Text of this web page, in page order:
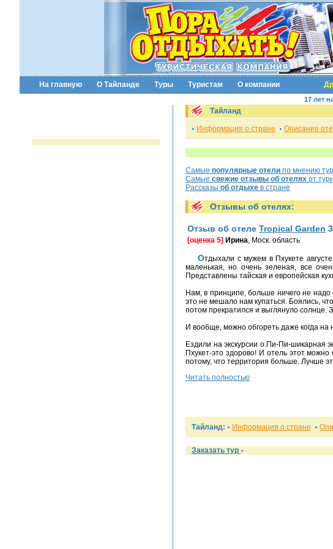
На главную О Тайланде Туры Туристам О компании
17 лет
Тайланд
Информация о стране Описание
Самые популярные отели по мнению
Самые свежие отзывы об отелях от
Рассказы об отдыхе в стране
Отзывы об отелях:
Отзыв об отеле Tropical Garden
[оценка 5] Ирина, Моск. область
Отдыхали с мужем в Пхукете августе 2010 года в отеле Tropical Garden Resort 3. Отель тянет на все 4 с большим плюсом. Пляж в 100 м. Территория отеля хоть и
маленькая, но очень зеленая, все
Представлены тайская и европейская
Нам, в принципе, больше ничего не
это не мешало нам купаться. Боялись,
потом прекратился и выглянуло солнце.
И вообще, можно обгореть даже когда
Ездили на экскурсии о.Пи-Пи-шикарная
Пхукет-это здорово! И отель этот
потому, что территория больше. Лучше
Читать полностью
Тайланд: Информация о стране
Заказать тур